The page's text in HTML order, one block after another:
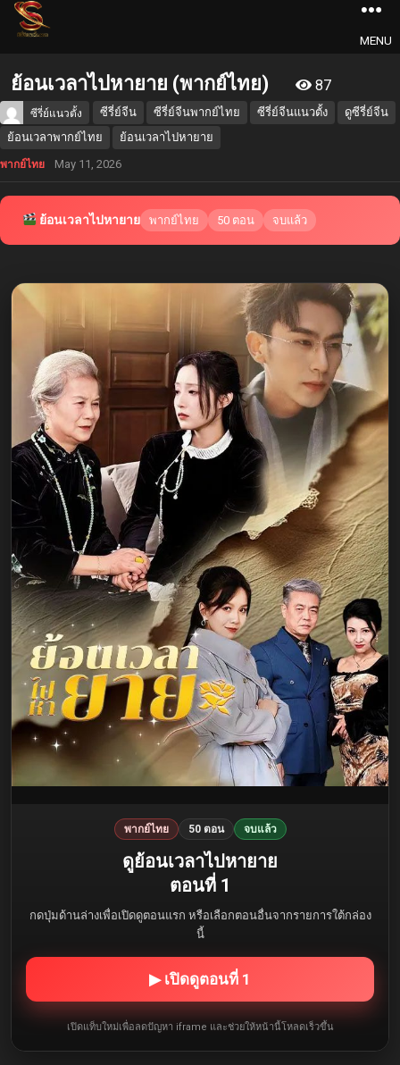
MENU
ย้อนเวลาไปหายาย (พากย์ไทย) 87
ซีรี่ย์แนวตั้ง ซีรี่ย์จีน ซีรี่ย์จีนพากย์ไทย ซีรี่ย์จีนแนวตั้ง
ดูซีรี่ย์จีน
ย้อนเวลาพากย์ไทย
ย้อนเวลาไปหายาย
พากย์ไทย May 11, 2026
ย้อนเวลาไปหายาย พากย์ไทย 50 ตอน จบแล้ว
พากย์ไทย 50 ตอน จบแล้ว
ดูย้อนเวลาไปหายาย
ตอนที่ 1
กดปุ่มด้านล่างเพื่อเปิดดูตอนแรก หรือเลือกตอนอื่นจากรายการใต้กล่อง
นี้
▶ เปิดดูตอนที่ 1
เปิดแท็บใหม่เพื่อลดปัญหา iframe และช่วยให้หน้านี้โหลดเร็วขึ้น